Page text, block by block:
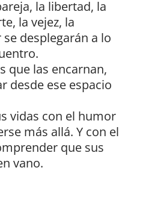
la libertad, la
la vejez, la
desplegarán a lo
que las encarnan,
desde ese espacio
vidas con el humor
más allá. Y con el
que sus
vano.